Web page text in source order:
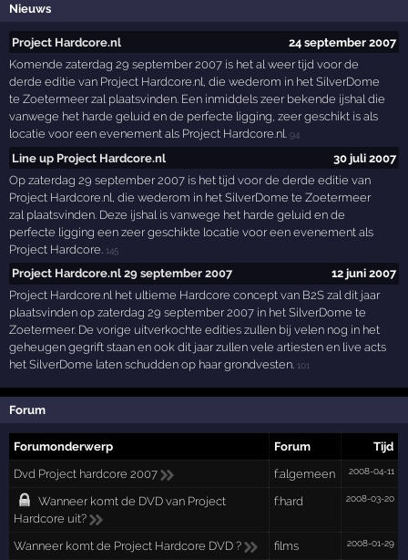
Nieuws
Project Hardcore.nl
24 september 2007
Komende zaterdag 29 september 2007 is het al weer tijd voor de
derde editie van Project Hardcore.nl, die wederom in het SilverDome
te Zoetermeer zal plaatsvinden. Een inmiddels zeer bekende ijshal die
vanwege het harde geluid en de perfecte ligging, zeer geschikt is als
locatie voor een evenement als Project Hardcore.nl.94
Line up Project Hardcore.nl
30 juli 2007
Op zaterdag 29 september 2007 is het tijd voor de derde editie van
Project Hardcore.nl, die wederom in het SilverDome te Zoetermeer
zal plaatsvinden. Deze ijshal is vanwege het harde geluid en de
perfecte ligging een zeer geschikte locatie voor een evenement als
Project Hardcore. 145
Project Hardcore.nl 29 september 2007
12 juni 2007
Project Hardcore.nl het ultieme Hardcore concept van B2S zal dit jaar
plaatsvinden op zaterdag 29 september 2007 in het SilverDome te
Zoetermeer. De vorige uitverkochte edities zullen bij velen nog in het
geheugen gegrift staan en ook dit jaar zullen vele artiesten en live acts
het SilverDome laten schudden op haar grondvesten. 101
Forum
Forumonderwerp Forum
Tijd
Dvd Project hardcore 2007
f:algemeen 2008-04-11
Wanneer komt de DVD van Project
Hardcore uit?
f:hard 2008-03-20
Wanneer komt de Project Hardcore DVD ? films 2008-01-29